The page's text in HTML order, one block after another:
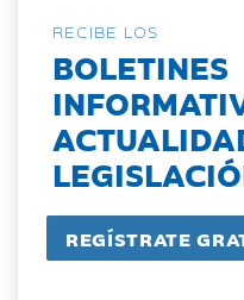
RECIBE LOS
BOLETINES